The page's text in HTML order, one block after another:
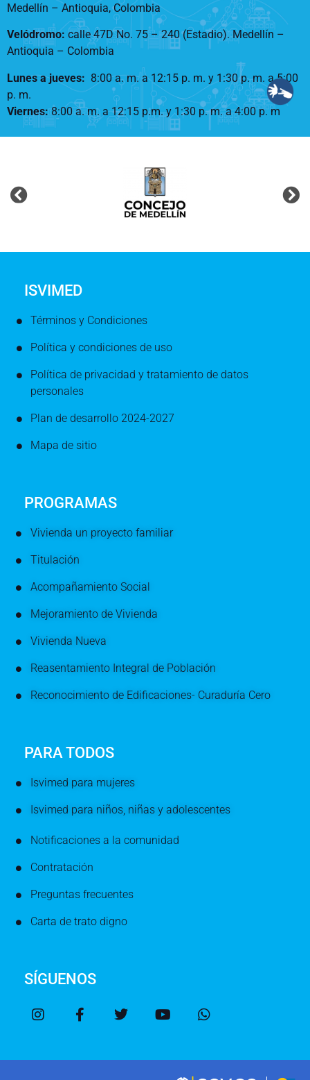
Medellín – Antioquia, Colombia
Velódromo: calle 47D No. 75 – 240 (Estadio). Medellín –
Antioquia – Colombia
Lunes a jueves: 8:00 a. m. a 12:15 p. m. y 1:30 p. m. a 5:00
p. m.
Viernes:8:00 a. m. a 12:15 p.m. y 1:30 p. m. a 4:00 p. m
ISVIMED
Términos y Condiciones
Política y condiciones de uso
Política de privacidad y tratamiento de datos
personales
Plan de desarrollo 2024-2027
Mapa de sitio
PROGRAMAS
Vivienda un proyecto familiar
Titulación
Acompañamiento Social
Mejoramiento de Vivienda
Vivienda Nueva
Reasentamiento Integral de Población
Reconocimiento de Edificaciones- Curaduría Cero
PARA TODOS
Isvimed para mujeres
Isvimed para niños, niñas y adolescentes
Notificaciones a la comunidad
Contratación
Preguntas frecuentes
Carta de trato digno
SÍGUENOS